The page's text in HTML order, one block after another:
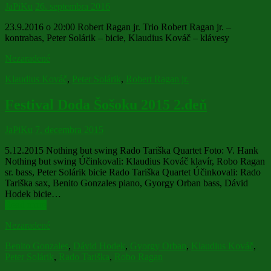
JaPiKu 26. septembra 2016
23.9.2016 o 20:00 Robert Ragan jr. Trio Robert Ragan jr. –
kontrabas, Peter Solárik – bicie, Klaudius Kováč – klávesy
Nezaradené
Klaudius Kováč, Peter Solárik, Robert Ragan jr.
Festival Doda Šošoku 2015 2.deň
JaPiKu 7. decembra 2015
5.12.2015 Nothing but swing Rado Tariška Quartet Foto: V. Hank
Nothing but swing Účinkovali: Klaudius Kováč klavír, Robo Ragan
sr. bass, Peter Solárik bicie Rado Tariška Quartet Účinkovali: Rado
Tariška sax, Benito Gonzales piano, Gyorgy Orban bass, Dávid
Hodek bicie…
Nezaradené
Benito Gonzales, Dávid Hodek, Gyorgy Orban, Klaudius Kováč,
Peter Solárik, Rado Tariška, Robo Ragan